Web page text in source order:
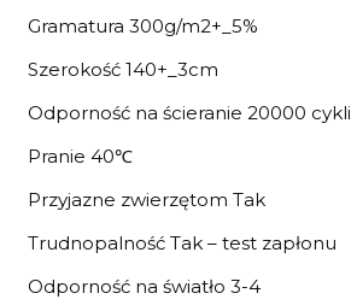
Gramatura 300g/m2+_5%
Szerokość 140+_3cm
Odporność na ścieranie 20000 cykli
Pranie 40℃
Przyjazne zwierzętom Tak
Trudnopalność Tak – test zapłonu
Odporność na światło 3-4